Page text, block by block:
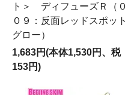
ト＞ ディフューズＲ（０
０９：反面レッドスポット
グロー）
1,683円(本体1,530円、税
153円)